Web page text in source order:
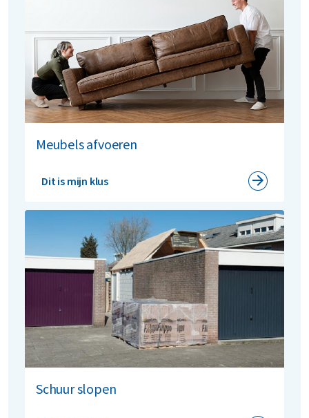
Meubels afvoeren
Dit is mijn klus
Schuur slopen